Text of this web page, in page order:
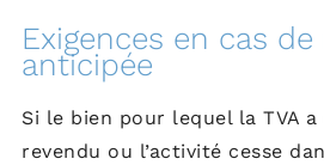
Exigences en cas de
anticipée
Si le bien pour lequel la TVA
revendu ou l’activité cesse